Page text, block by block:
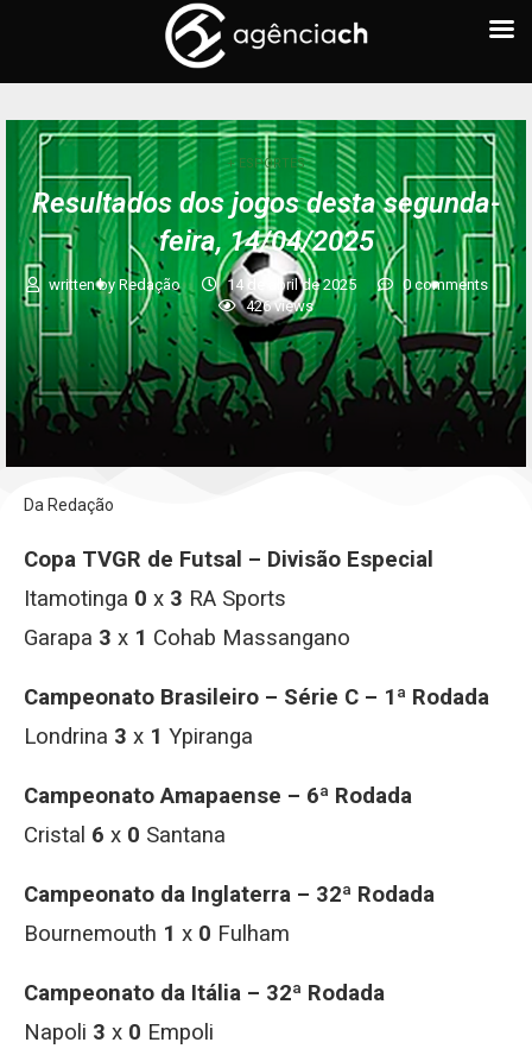
+ ESPORTES
Resultados dos jogos desta segunda-
feira, 14/04/2025
written by Redação 14 de abril de 2025
0 comments
426views
Da Redação
Copa TVGR de Futsal – Divisão Especial
Itamotinga 0 x 3 RA Sports
Garapa 3 x 1 Cohab Massangano
Campeonato Brasileiro – Série C – 1ª Rodada
Londrina 3 x 1 Ypiranga
Campeonato Amapaense – 6ª Rodada
Cristal 6 x 0 Santana
Campeonato da Inglaterra – 32ª Rodada
Bournemouth 1 x 0 Fulham
Campeonato da Itália – 32ª Rodada
Napoli 3 x 0 Empoli